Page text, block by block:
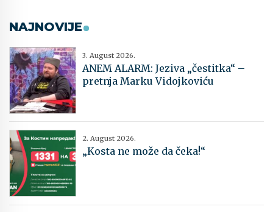
NAJNOVIJE
3. August 2026.
ANEM ALARM: Jeziva „čestitka“ –
pretnja Marku Vidojkoviću
2. August 2026.
„Kosta ne može da čeka!“